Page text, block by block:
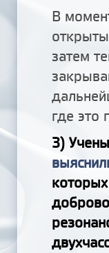
В
затем
где это
3)